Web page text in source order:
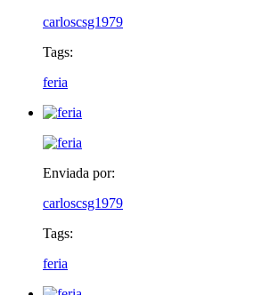
carloscsg1979
Tags:
feria
Enviada por:
carloscsg1979
Tags:
feria